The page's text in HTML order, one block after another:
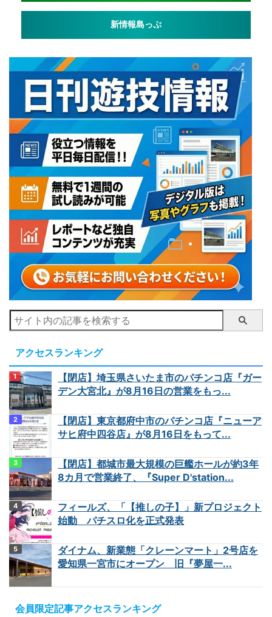
新情報島っぷ
アクセスランキング
【閉店】埼玉県さいたま市のパチンコ店『ガー
デン大宮北』が8月16日の営業をもっ...
【閉店】東京都府中市のパチンコ店『ニューア
サヒ府中四谷店』が8月16日をもって...
【閉店】都城市最大規模の巨艦ホールが約3年
8カ月で営業終了、『Super D'station...
フィールズ、「【推しの子】」新プロジェクト
始動 パチスロ化を正式発表
ダイナム、新業態「クレーンマート」2号店を
愛知県一宮市にオープン 旧『夢屋一...
会員限定記事アクセスランキング